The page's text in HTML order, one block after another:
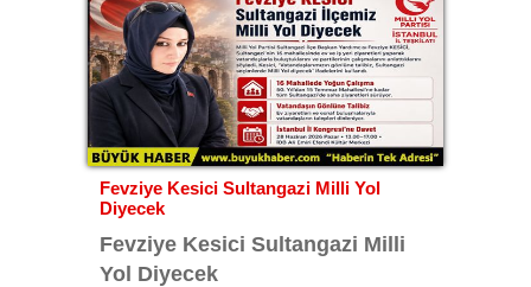
Fevziye Kesici Sultangazi Milli Yol
Diyecek
Fevziye Kesici Sultangazi Milli
Yol Diyecek